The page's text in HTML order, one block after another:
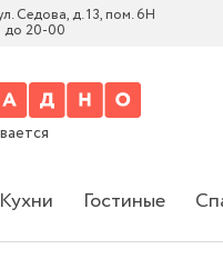
Седова, д. 13, пом. 6Н
до 20-00
Кухни Гостиные